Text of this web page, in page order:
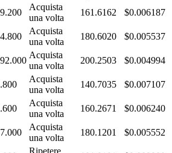
Acquista
una volta
161.6162 $0.006187
Acquista
una volta
180.6020 $0.005537
Acquista
una volta
200.2503 $0.004994
Acquista
una volta
140.7035 $0.007107
Acquista
una volta
160.2671 $0.006240
Acquista
una volta
180.1201 $0.005552